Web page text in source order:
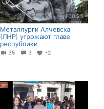
00:25
Металлурги Алчевска
(ЛНР) угрожают главе
республики
35 3 +2